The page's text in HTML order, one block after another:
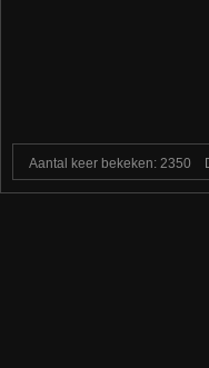
Aantal keer bekeken: 2350